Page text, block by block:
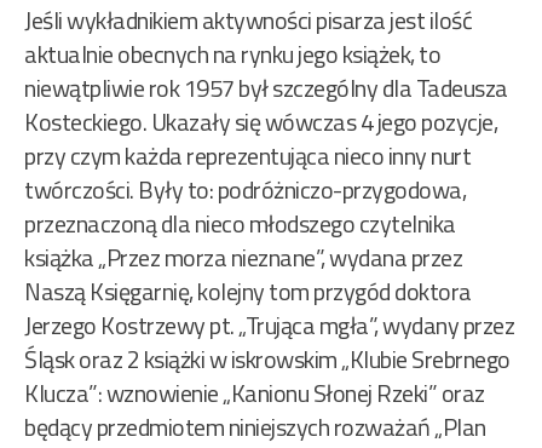
Jeśli wykładnikiem aktywności pisarza jest ilość
aktualnie obecnych na rynku jego książek, to
niewątpliwie rok 1957 był szczególny dla Tadeusza
Kosteckiego.Ukazały się wówczas 4 jego pozycje,
przy czym każda reprezentująca nieco inny nurt
twórczości. Były to: podróżniczo-przygodowa,
przeznaczoną dla nieco młodszego czytelnika
książka „Przez morza nieznane”, wydana przez
Naszą Księgarnię, kolejny tom przygód doktora
Jerzego Kostrzewy pt. „Trująca mgła”, wydany przez
Śląsk oraz 2 książki w iskrowskim „Klubie Srebrnego
Klucza”: wznowienie „Kanionu Słonej Rzeki” oraz
będący przedmiotem niniejszych rozważań „Plan